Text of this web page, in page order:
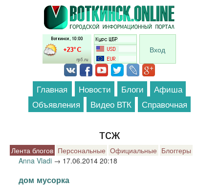
Перейти к основному содержанию
Вход
Главная Новости Блоги
Афиша
Объявления
Видео ВТК Справочная
тсж
Лента блогов Персональные Официальные Блоггеры
Anna Vladi → 17.06.2014 20:18
дом мусорка